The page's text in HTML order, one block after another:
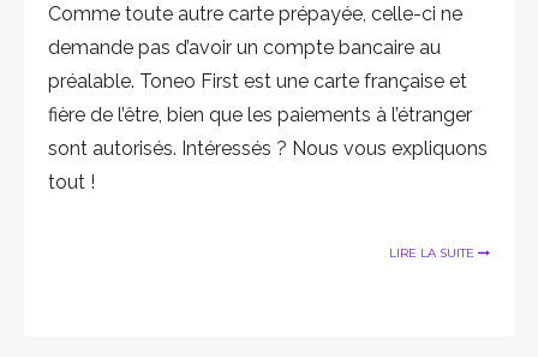
Comme toute autre carte prépayée, celle-ci ne
demande pas d’avoir un compte bancaire au
préalable. Toneo First est une carte française et
fière de l’être, bien que les paiements à l’étranger
sont autorisés. Intéressés ? Nous vous expliquons
tout !
LIRE LA SUITE